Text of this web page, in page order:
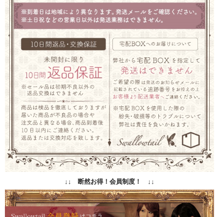
↓↓ 断然お得！会員制度！ ↓↓